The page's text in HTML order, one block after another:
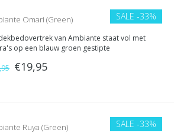
SALE -33%
Omari (Green)
van Ambiante staat vol met
op een blauw groen gestipte
Het is gemaakt van 100% katoen en
een dubbele instopstrook.
€19,95
SALE -33%
Ruya (Green)